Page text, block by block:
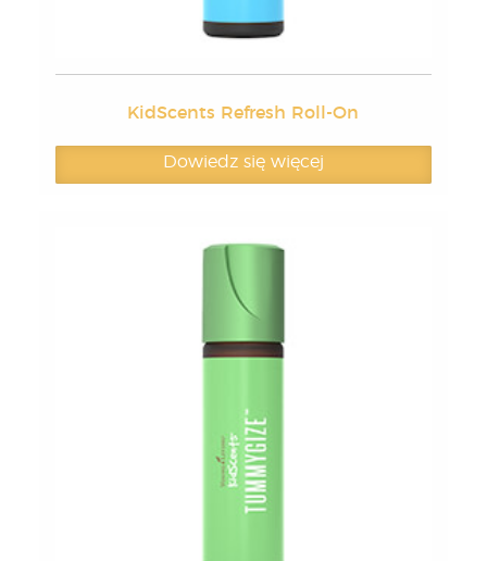
KidScents Refresh Roll-On
Dowiedz się więcej